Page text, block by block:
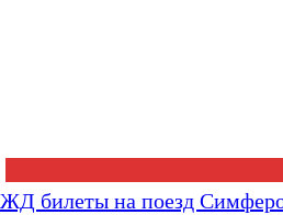
ЖД билеты на поезд